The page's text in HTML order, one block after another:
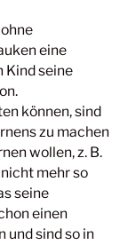
eine
Kind seine
können, sind
zu machen
wollen, z. B.
mehr so
seine
einen
und sind so in